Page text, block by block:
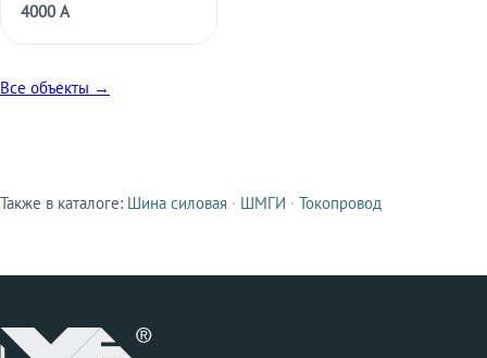
4000 А
Все объекты →
Смежные продукты
Также в каталоге: Шина силовая · ШМГИ · Токопровод